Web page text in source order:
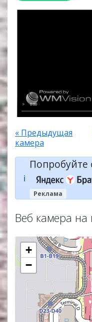
« Предыдущая
камера
ℹ️
Попробуйте
Реклама
Веб камера на
+
−